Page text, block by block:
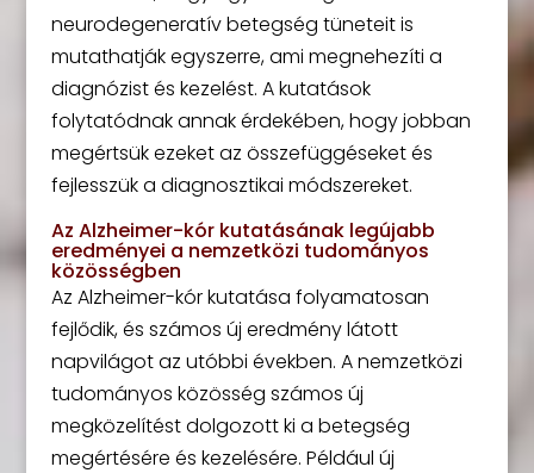
neurodegeneratív betegség tüneteit is
mutathatják egyszerre, ami megnehezíti a
diagnózist és kezelést. A kutatások
folytatódnak annak érdekében, hogy jobban
megértsük ezeket az összefüggéseket és
fejlesszük a diagnosztikai módszereket.
Az Alzheimer-kór kutatásának legújabb
eredményei a nemzetközi tudományos
közösségben
Az Alzheimer-kór kutatása folyamatosan
fejlődik, és számos új eredmény látott
napvilágot az utóbbi években. A nemzetközi
tudományos közösség számos új
megközelítést dolgozott ki a betegség
megértésére és kezelésére. Például új